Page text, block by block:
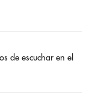
de escuchar en el